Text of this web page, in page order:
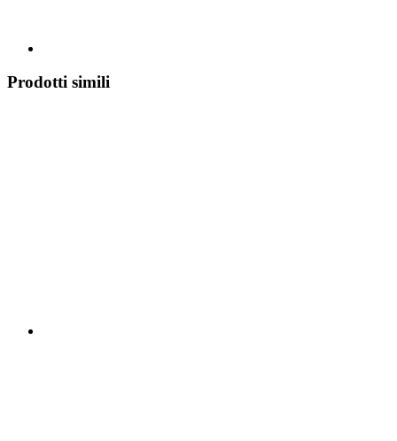
Prodotti simili